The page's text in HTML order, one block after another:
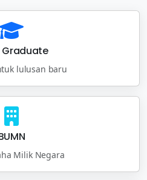
Graduate
lulusan baru
Milik Negara